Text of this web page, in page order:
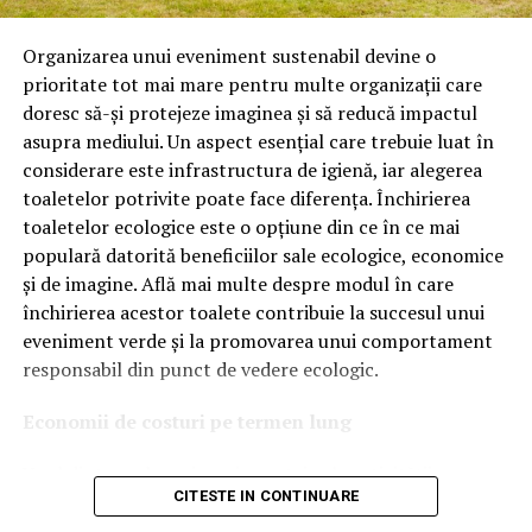
Astăzi, brandul este apreciat în special pentru
tehnologiile proprii și pentru numărul mare de aprobări
OEM.
Ce înseamnă Ravenol VMP?
DenumireaVMPidentifică o gamă de uleiuri dezvoltate
pentru motoare moderne care necesită performanțe
ridicate și compatibilitate cu numeroase specificații ale
constructorilor auto.
Acest produs este destinat în special motoarelor
moderne pe benzină și diesel, inclusiv celor echipate cu:
catalizatoare moderne;
sisteme Start-Stop.
Organizarea unui eveniment sustenabil devine o
prioritate tot mai mare pentru multe organizații care
doresc să-și protejeze imaginea și să reducă impactul
asupra mediului. Un aspect esențial care trebuie luat în
considerare este infrastructura de igienă, iar alegerea
toaletelor potrivite poate face diferența. Închirierea
toaletelor ecologice este o opțiune din ce în ce mai
populară datorită beneficiilor sale ecologice, economice
și de imagine. Află mai multe despre modul în care
închirierea acestor toalete contribuie la succesul unui
eveniment verde și la promovarea unui comportament
responsabil din punct de vedere ecologic.
Economii de costuri pe termen lung
Unul dintre cele mai mari avantaje ale activității
închiriere toalete ecologiceeste economia de costuri.
CITESTE IN CONTINUARE